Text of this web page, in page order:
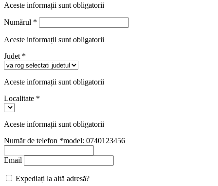
Aceste informații sunt obligatorii
Numărul *
Aceste informații sunt obligatorii
Judet *
Aceste informații sunt obligatorii
Localitate *
Aceste informații sunt obligatorii
Număr de telefon *model: 0740123456
Email
Expediați la altă adresă?